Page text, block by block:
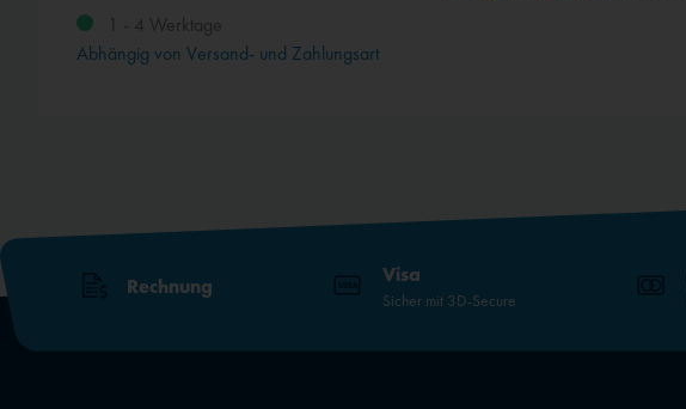
1 - 4 Werktage
Abhängig von Versand- und Zahlungsart
Rechnung Visa
Sicher mit 3D-Secure